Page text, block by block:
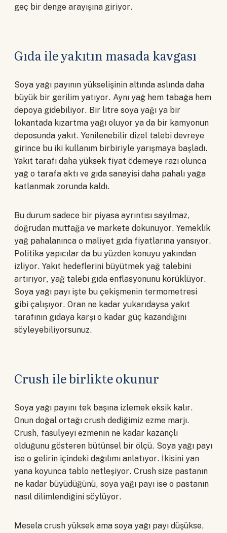
geç bir denge arayışına giriyor.
Gıda ile yakıtın masada kavgası
Soya yağı payının yükselişinin altında aslında daha
büyük bir gerilim yatıyor. Aynı yağ hem tabağa hem
depoya gidebiliyor. Bir litre soya yağı ya bir
lokantada kızartma yağı oluyor ya da bir kamyonun
deposunda yakıt. Yenilenebilir dizel talebi devreye
girince bu iki kullanım birbiriyle yarışmaya başladı.
Yakıt tarafı daha yüksek fiyat ödemeye razı olunca
yağ o tarafa aktı ve gıda sanayisi daha pahalı yağa
katlanmak zorunda kaldı.
Bu durum sadece bir piyasa ayrıntısı sayılmaz,
doğrudan mutfağa ve markete dokunuyor. Yemeklik
yağ pahalanınca o maliyet gıda fiyatlarına yansıyor.
Politika yapıcılar da bu yüzden konuyu yakından
izliyor. Yakıt hedeflerini büyütmek yağ talebini
artırıyor, yağ talebi gıda enflasyonunu körüklüyor.
Soya yağı payı işte bu çekişmenin termometresi
gibi çalışıyor. Oran ne kadar yukarıdaysa yakıt
tarafının gıdaya karşı o kadar güç kazandığını
söyleyebiliyorsunuz.
Crush ile birlikte okunur
Soya yağı payını tek başına izlemek eksik kalır.
Onun doğal ortağı crush dediğimiz ezme marjı.
Crush, fasulyeyi ezmenin ne kadar kazançlı
olduğunu gösteren bütünsel bir ölçü. Soya yağı payı
ise o gelirin içindeki dağılımı anlatıyor. İkisini yan
yana koyunca tablo netleşiyor. Crush size pastanın
ne kadar büyüdüğünü, soya yağı payı ise o pastanın
nasıl dilimlendiğini söylüyor.
Mesela crush yüksek ama soya yağı payı düşükse,